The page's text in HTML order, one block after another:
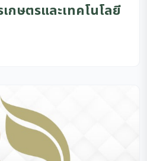
กษตรและเทคโนโลยี